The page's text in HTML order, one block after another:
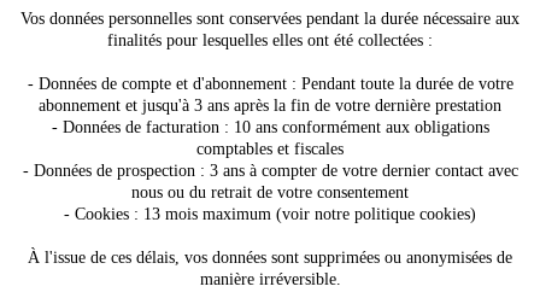
Vos données personnelles sont conservées pendant la durée nécessaire aux
finalités pour lesquelles elles ont été collectées :
- Données de compte et d'abonnement : Pendant toute la durée de votre
abonnement et jusqu'à 3 ans après la fin de votre dernière prestation
- Données de facturation : 10 ans conformément aux obligations
comptables et fiscales
- Données de prospection : 3 ans à compter de votre dernier contact avec
nous ou du retrait de votre consentement
- Cookies : 13 mois maximum (voir notre politique cookies)
À l'issue de ces délais, vos données sont supprimées ou anonymisées de
manière irréversible.